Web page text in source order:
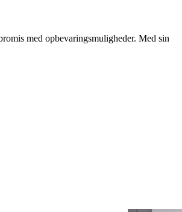
med opbevaringsmuligheder. Med sin